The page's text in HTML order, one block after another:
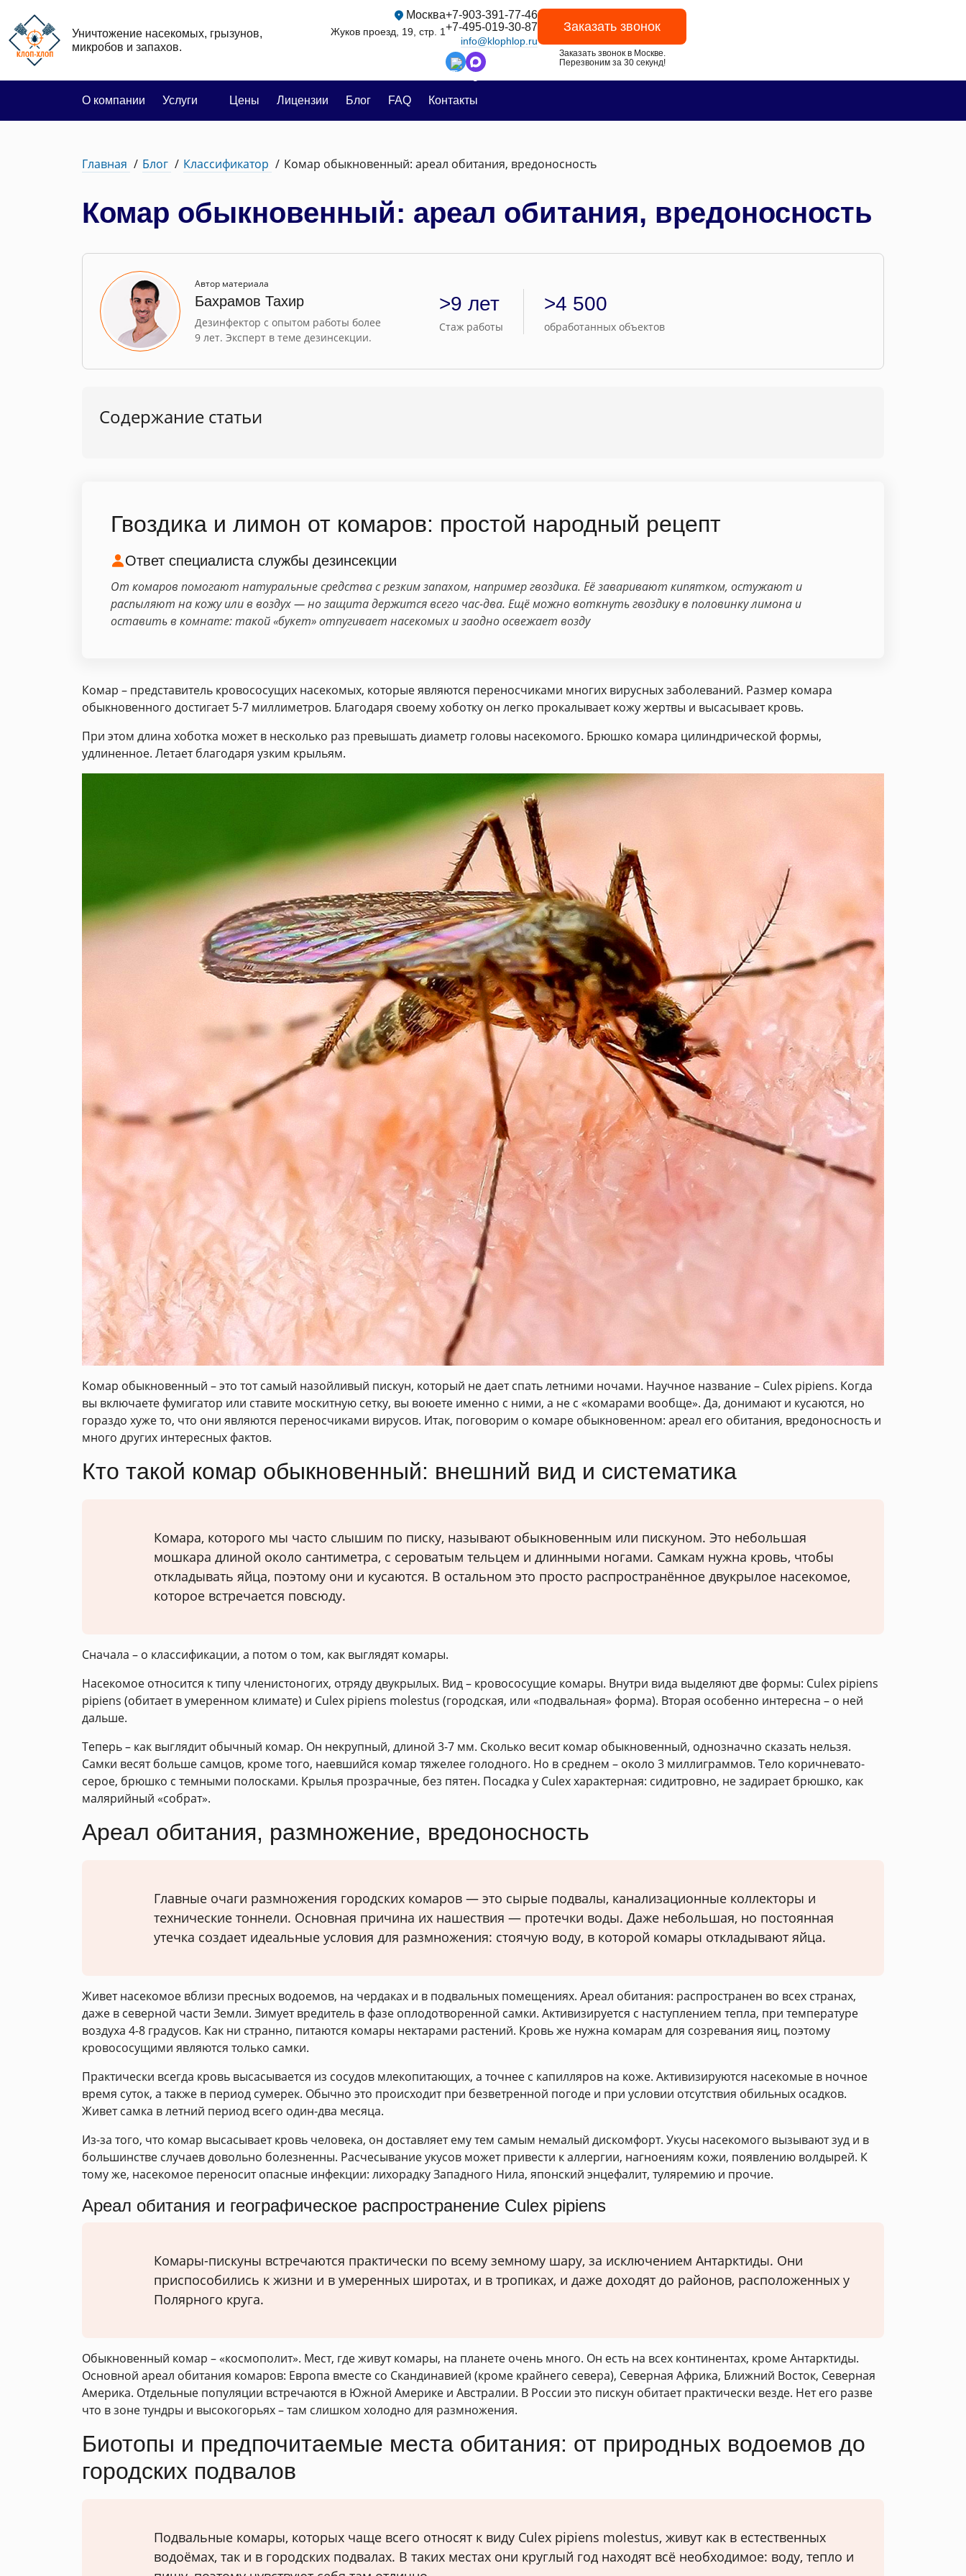
Уничтожение насекомых, грызунов,
микробов и запахов.
Москва
Жуков проезд, 19, стр. 1
+7-903-391-77-46
+7-495-019-30-87
info@klophlop.ru
Заказать звонок
Заказать звонок в Москве.
Перезвоним за 30 секунд!
О компании Услуги Цены Лицензии Блог FAQ Контакты
Главная Блог Классификатор Комар обыкновенный: ареал обитания, вредоносность
Комар обыкновенный: ареал обитания, вредоносность
Автор материала
Бахрамов Тахир
Дезинфектор с опытом работы более
9 лет. Эксперт в теме дезинсекции.
>9 лет
Стаж работы
>4 500
обработанных объектов
Содержание статьи
Гвоздика и лимон от комаров: простой народный рецепт
Ответ специалиста службы дезинсекции
От комаров помогают натуральные средства с резким запахом, например гвоздика. Её заваривают кипятком, остужают и
распыляют на кожу или в воздух — но защита держится всего час-два. Ещё можно воткнуть гвоздику в половинку лимона и
оставить в комнате: такой «букет» отпугивает насекомых и заодно освежает возду
Комар – представитель кровососущих насекомых, которые являются переносчиками многих вирусных заболеваний. Размер комара
обыкновенного достигает 5-7 миллиметров. Благодаря своему хоботку он легко прокалывает кожу жертвы и высасывает кровь.
При этом длина хоботка может в несколько раз превышать диаметр головы насекомого. Брюшко комара цилиндрической формы,
удлиненное. Летает благодаря узким крыльям.
Комар обыкновенный – это тот самый назойливый пискун, который не дает спать летними ночами. Научное название – Culex pipiens. Когда
вы включаете фумигатор или ставите москитную сетку, вы воюете именно с ними, а не с «комарами вообще». Да, донимают и кусаются, но
гораздо хуже то, что они являются переносчиками вирусов. Итак, поговорим о комаре обыкновенном: ареал его обитания, вредоносность и
много других интересных фактов.
Кто такой комар обыкновенный: внешний вид и систематика
Комара, которого мы часто слышим по писку, называют обыкновенным или пискуном. Это небольшая
мошкара длиной около сантиметра, с сероватым тельцем и длинными ногами. Самкам нужна кровь, чтобы
откладывать яйца, поэтому они и кусаются. В остальном это просто распространённое двукрылое насекомое,
которое встречается повсюду.
Сначала – о классификации, а потом о том, как выглядят комары.
Насекомое относится к типу членистоногих, отряду двукрылых. Вид – кровососущие комары. Внутри вида выделяют две формы: Culex pipiens
pipiens (обитает в умеренном климате) и Culex pipiens molestus (городская, или «подвальная» форма). Вторая особенно интересна – о ней
дальше.
Теперь – как выглядит обычный комар. Он некрупный, длиной 3-7 мм. Сколько весит комар обыкновенный, однозначно сказать нельзя.
Самки весят больше самцов, кроме того, наевшийся комар тяжелее голодного. Но в среднем – около 3 миллиграммов. Тело коричневато-
серое, брюшко с темными полосками. Крылья прозрачные, без пятен. Посадка у Culex характерная: сидитровно, не задирает брюшко, как
малярийный «собрат».
Ареал обитания, размножение, вредоносность
Главные очаги размножения городских комаров — это сырые подвалы, канализационные коллекторы и
технические тоннели. Основная причина их нашествия — протечки воды. Даже небольшая, но постоянная
утечка создает идеальные условия для размножения: стоячую воду, в которой комары откладывают яйца.
Живет насекомое вблизи пресных водоемов, на чердаках и в подвальных помещениях. Ареал обитания: распространен во всех странах,
даже в северной части Земли. Зимует вредитель в фазе оплодотворенной самки. Активизируется с наступлением тепла, при температуре
воздуха 4-8 градусов. Как ни странно, питаются комары нектарами растений. Кровь же нужна комарам для созревания яиц, поэтому
кровососущими являются только самки.
Практически всегда кровь высасывается из сосудов млекопитающих, а точнее с капилляров на коже. Активизируются насекомые в ночное
время суток, а также в период сумерек. Обычно это происходит при безветренной погоде и при условии отсутствия обильных осадков.
Живет самка в летний период всего один-два месяца.
Из-за того, что комар высасывает кровь человека, он доставляет ему тем самым немалый дискомфорт. Укусы насекомого вызывают зуд и в
большинстве случаев довольно болезненны. Расчесывание укусов может привести к аллергии, нагноениям кожи, появлению волдырей. К
тому же, насекомое переносит опасные инфекции: лихорадку Западного Нила, японский энцефалит, туляремию и прочие.
Ареал обитания и географическое распространение Culex pipiens
Комары-пискуны встречаются практически по всему земному шару, за исключением Антарктиды. Они
приспособились к жизни и в умеренных широтах, и в тропиках, и даже доходят до районов, расположенных у
Полярного круга.
Обыкновенный комар – «космополит». Мест, где живут комары, на планете очень много. Он есть на всех континентах, кроме Антарктиды.
Основной ареал обитания комаров: Европа вместе со Скандинавией (кроме крайнего севера), Северная Африка, Ближний Восток, Северная
Америка. Отдельные популяции встречаются в Южной Америке и Австралии. В России это пискун обитает практически везде. Нет его разве
что в зоне тундры и высокогорьях – там слишком холодно для размножения.
Биотопы и предпочитаемые места обитания: от природных водоемов до
городских подвалов
Подвальные комары, которых чаще всего относят к виду Culex pipiens molestus, живут как в естественных
водоёмах, так и в городских подвалах. В таких местах они круглый год находят всё необходимое: воду, тепло и